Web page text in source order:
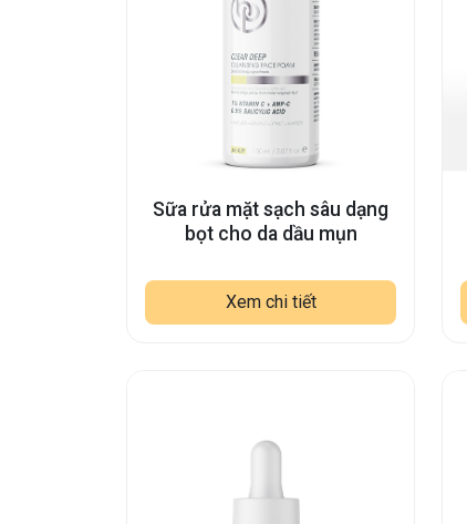
Sữa rửa mặt sạch sâu dạng
bọt cho da dầu mụn
Xem chi tiết